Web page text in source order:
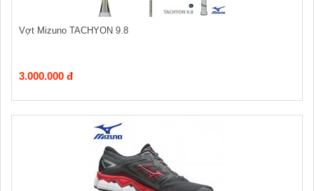
Vợt Mizuno TACHYON 9.8
3.000.000 đ